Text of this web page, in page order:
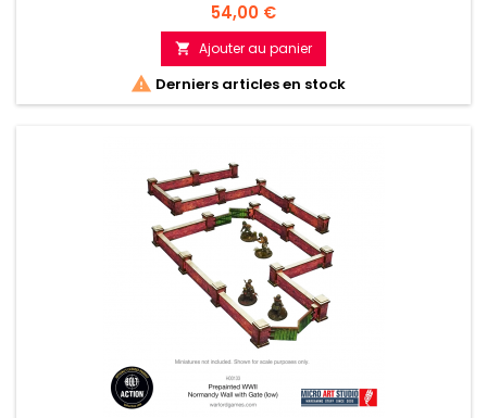
Prix
54,00 €
 Ajouter au panier
 Derniers articles en stock